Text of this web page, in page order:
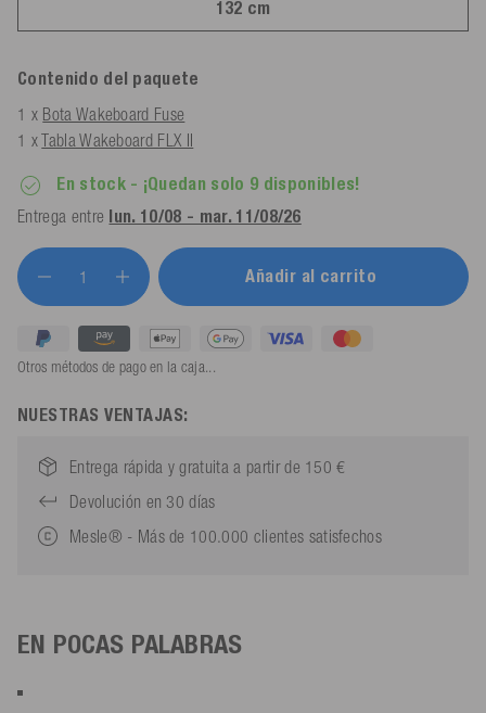
132 cm
Contenido del paquete
1 x Bota Wakeboard Fuse
1 xTabla Wakeboard FLX II
En stock - ¡Quedan solo 9 disponibles!
Entrega entre lun. 10/08 - mar. 11/08/26
Añadir al carrito
Otros métodos de pago en la caja...
NUESTRAS VENTAJAS:
Entrega rápida y gratuita a partir de 150 €
Devolución en 30 días
Mesle® - Más de 100.000 clientes satisfechos
EN POCAS PALABRAS